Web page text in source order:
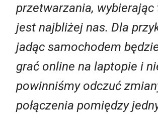
przetwarzania, wybierając
jest najbliżej nas. Dla
jadąc samochodem
grać online na laptopie i
powinniśmy odczuć
połączenia pomiędzy